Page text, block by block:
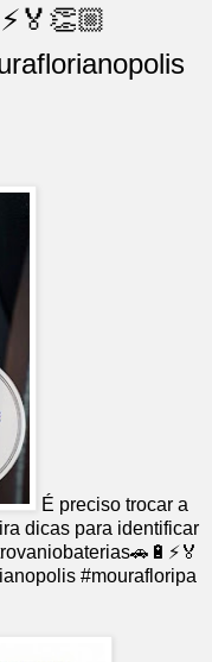
É preciso trocar a
dicas para identificar
#mourafloripa